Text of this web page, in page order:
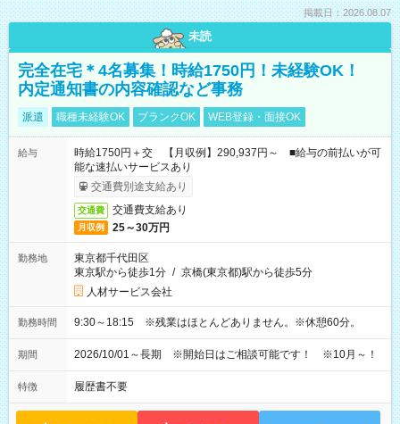
掲載日：2026.08.07
未読
完全在宅＊4名募集！時給1750円！未経験OK！
内定通知書の内容確認など事務
派遣 職種未経験OK ブランクOK WEB登録・面接OK
給与
時給1750円＋交 【月収例】290,937円～ ■給与の前払いが可
能な速払いサービスあり
交通費別途支給あり
交通費 交通費支給あり
月収例 25～30万円
勤務地
東京都千代田区
東京駅から徒歩1分 / 京橋(東京都)駅から徒歩5分
人材サービス会社
勤務時間 9:30～18:15 ※残業はほとんどありません。※休憩60分。
期間 2026/10/01～長期 ※開始日はご相談可能です！ ※10月～！
特徴 履歴書不要